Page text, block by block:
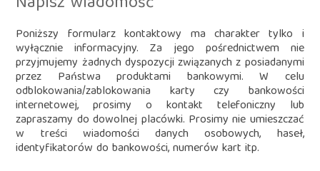
Poniższy formularz kontaktowy ma charakter tylko i
wyłącznie informacyjny. Za jego pośrednictwem nie
przyjmujemy żadnych dyspozycji związanych z posiadanymi
przez Państwa produktami bankowymi. W celu
odblokowania/zablokowania karty czy bankowości
internetowej, prosimy o kontakt telefoniczny lub
zapraszamy do dowolnej placówki. Prosimy nie umieszczać
w treści wiadomości danych osobowych, haseł,
identyfikatorów do bankowości, numerów kart itp.